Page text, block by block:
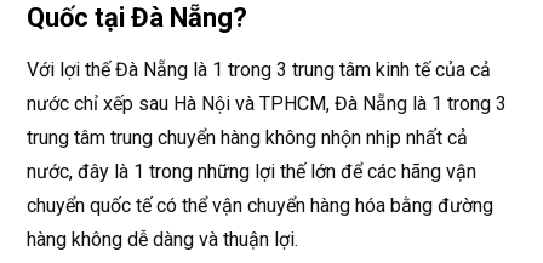
Quốc tại Đà Nẵng?
Với lợi thế Đà Nẵng là 1 trong 3 trung tâm kinh tế của cả
nước chỉ xếp sau Hà Nội và TPHCM, Đà Nẵng là 1 trong 3
trung tâm trung chuyển hàng không nhộn nhịp nhất cả
nước, đây là 1 trong những lợi thế lớn để các hãng vận
chuyển quốc tế có thể vận chuyển hàng hóa bằng đường
hàng không dễ dàng và thuận lợi.